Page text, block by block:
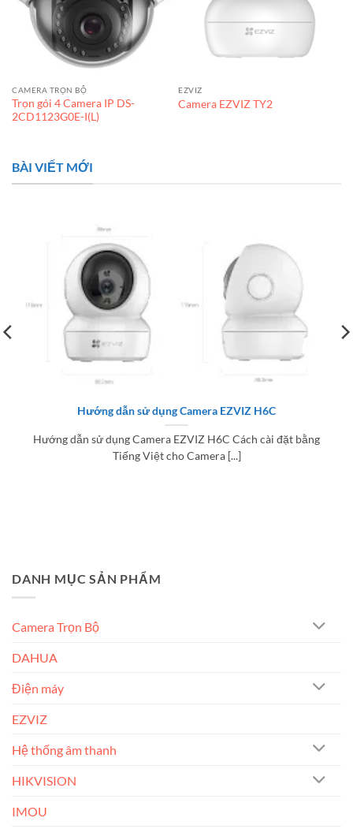
CAMERA TRỌN BỘ
Trọn gói 4 Camera IP DS-
2CD1123G0E-I(L)
EZVIZ
Camera EZVIZ TY2
BÀI VIẾT MỚI
Hướng dẫn sử dụng Camera EZVIZ H6C
Hướng dẫn sử dụng Camera EZVIZ H6C Cách cài đặt bằng
Tiếng Việt cho Camera [...]
DANH MỤC SẢN PHẨM
Camera Trọn Bộ
DAHUA
Điện máy
EZVIZ
Hệ thống âm thanh
HIKVISION
IMOU